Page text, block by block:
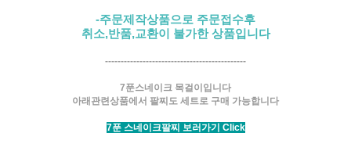
-주문제작상품으로 주문접수후
취소,반품,교환이 불가한 상품입니다
---------------------------------------------
7푼스네이크 목걸이입니다
아래관련상품에서 팔찌도 세트로 구매 가능합니다
7푼 스네이크팔찌 보러가기 Click